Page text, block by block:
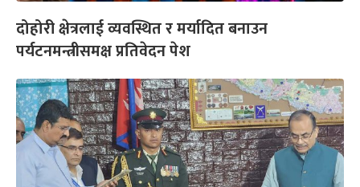
दोहोरी क्षेत्रलाई व्यवस्थित र मर्यादित बनाउन
पर्यटनमन्त्रीसमक्ष प्रतिवेदन पेश